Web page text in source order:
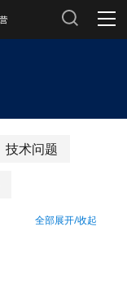
技术问题
全部展开/收起